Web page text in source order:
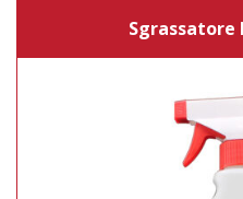
Sgrassatore